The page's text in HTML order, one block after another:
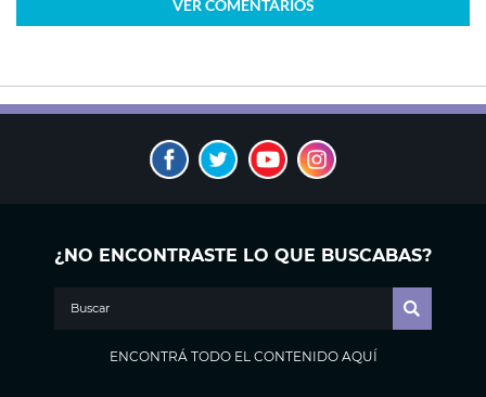
VER COMENTARIOS
¿NO ENCONTRASTE LO QUE BUSCABAS?
ENCONTRÁ TODO EL CONTENIDO AQUÍ